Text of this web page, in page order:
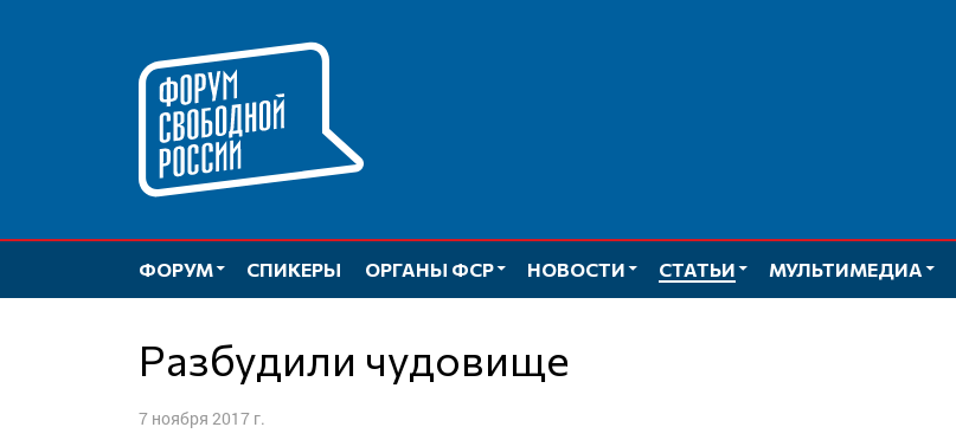
ФОРУМ СПИКЕРЫ ОРГАНЫ ФСР НОВОСТИ СТАТЬИ МУЛЬТИМЕДИА
Разбудили чудовище
7 ноября 2017 г.